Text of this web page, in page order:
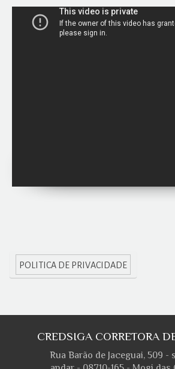
POLITICA DE PRIVACIDADE
CREDSIGA CORRETORA
Rua Barão de Jaceguai, 509 -